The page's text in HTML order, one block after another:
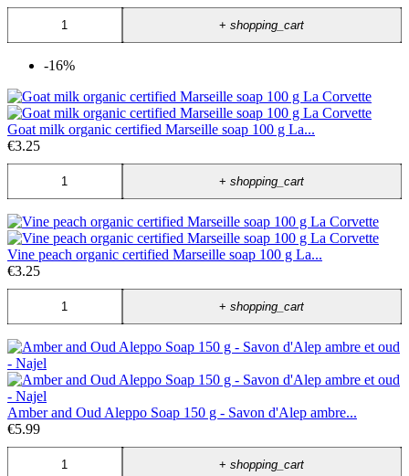
+shopping_cart
-16%
Goat milk organic certified Marseille soap 100 g La...
€3.25
+shopping_cart
Vine peach organic certified Marseille soap 100 g La...
€3.25
+shopping_cart
Amber and Oud Aleppo Soap 150 g - Savon d'Alep ambre...
€5.99
+shopping_cart